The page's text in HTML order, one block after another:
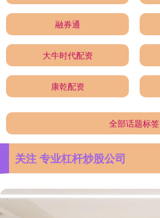
融券通
大牛时代配资
康乾配资
全部话题标签
关注 专业杠杆炒股公司